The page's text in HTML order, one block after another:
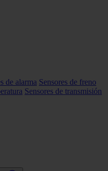
de alarma Sensores de freno
Sensores de transmisión